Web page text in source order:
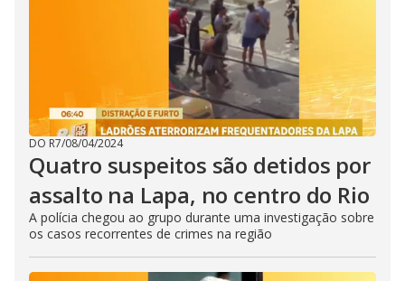
DO R7/08/04/2024
Quatro suspeitos são detidos por
assalto na Lapa, no centro do Rio
A polícia chegou ao grupo durante uma investigação sobre
os casos recorrentes de crimes na região